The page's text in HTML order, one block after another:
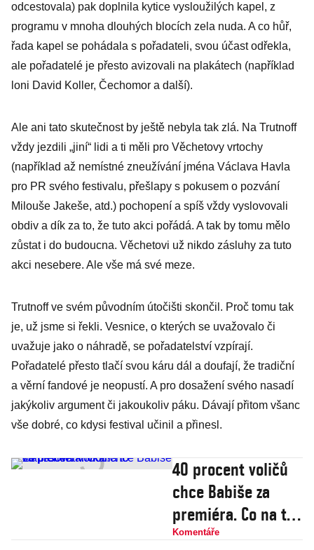
odcestovala) pak doplnila kytice vysloužilých kapel, z
programu v mnoha dlouhých blocích zela nuda. A co hůř,
řada kapel se pohádala s pořadateli, svou účast odřekla,
ale pořadatelé je přesto avizovali na plakátech (například
loni David Koller, Čechomor a další).
Ale ani tato skutečnost by ještě nebyla tak zlá. Na Trutnoff
vždy jezdili „jiní“ lidi a ti měli pro Věchetovy vrtochy
(například až nemístné zneužívání jména Václava Havla
pro PR svého festivalu, přešlapy s pokusem o pozvání
Milouše Jakeše, atd.) pochopení a spíš vždy vyslovovali
obdiv a dík za to, že tuto akci pořádá. A tak by tomu mělo
zůstat i do budoucna. Věchetovi už nikdo zásluhy za tuto
akci nesebere. Ale vše má své meze.
Trutnoff ve svém původním útočišti skončil. Proč tomu tak
je, už jsme si řekli. Vesnice, o kterých se uvažovalo či
uvažuje jako o náhradě, se pořadatelství vzpírají.
Pořadatelé přesto tlačí svou káru dál a doufají, že tradiční
a věrní fandové je neopustí. A pro dosažení svého nasadí
jakýkoliv argument či jakoukoliv páku. Dávají přitom všanc
vše dobré, co kdysi festival učinil a přinesl.
40 procent voličů
chce Babiše za
premiéra. Co na to
Gaussova křivka?
Komentáře